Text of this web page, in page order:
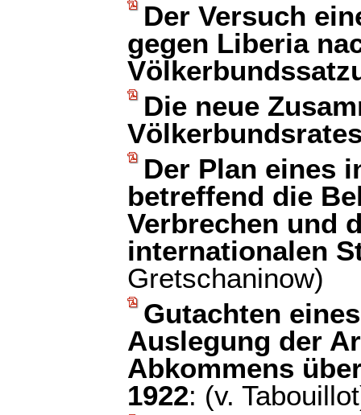
Der Versuch
gegen Liberia
Die neue
Der Plan eines
betreffend die
Verbrechen und
internationalen
Gretschaninow)
Gutachten
Auslegung der
Abkommens
1922: (v.